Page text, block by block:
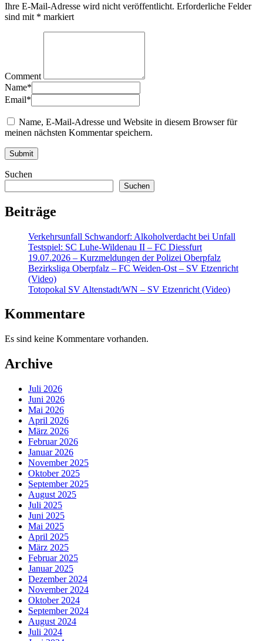
Ihre E-Mail-Adresse wird nicht veröffentlicht. Erforderliche Felder
sind mit * markiert
Comment
Name*
Email*
Name, E-Mail-Adresse und Website in diesem Browser für
meinen nächsten Kommentar speichern.
Suchen
Suchen
Beiträge
Verkehrsunfall Schwandorf: Alkoholverdacht bei Unfall
Testspiel: SC Luhe-Wildenau II – FC Diessfurt
19.07.2026 – Kurzmeldungen der Polizei Oberpfalz
Bezirksliga Oberpfalz – FC Weiden-Ost – SV Etzenricht
(Video)
Totopokal SV Altenstadt/WN – SV Etzenricht (Video)
Kommentare
Es sind keine Kommentare vorhanden.
Archive
Juli 2026
Juni 2026
Mai 2026
April 2026
März 2026
Februar 2026
Januar 2026
November 2025
Oktober 2025
September 2025
August 2025
Juli 2025
Juni 2025
Mai 2025
April 2025
März 2025
Februar 2025
Januar 2025
Dezember 2024
November 2024
Oktober 2024
September 2024
August 2024
Juli 2024